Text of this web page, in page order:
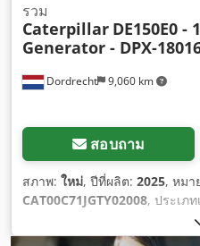
Dordrecht 9,060 km
รวม
Caterpillar DE150E0 -
Generator - DPX-
สอบถาม
สภาพ: ใหม่, ปีที่ผลิต: 2025, หมา
CAT00C71JGTY02008, ประเภท